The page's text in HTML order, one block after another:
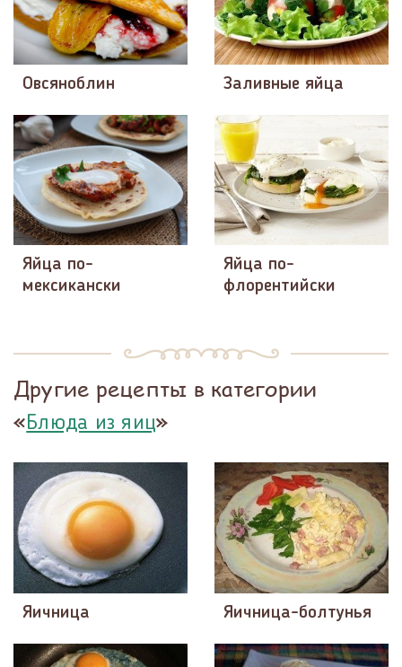
Овсяноблин Заливные яйца
Яйца по-
мексикански
Яйца по-
флорентийски
Другие рецепты в категории
«Блюда из яиц»
Яичница Яичница-болтунья